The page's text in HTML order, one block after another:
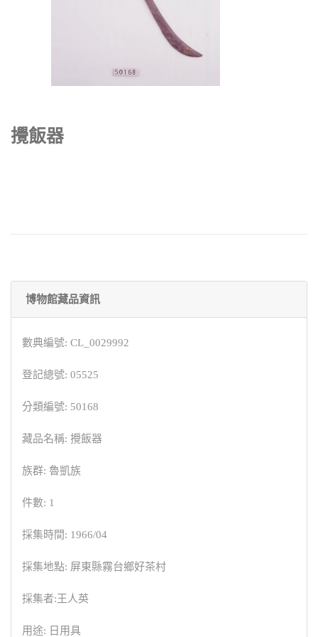
攪飯器
博物館藏品資訊
數典編號: CL_0029992
登記總號: 05525
分類編號: 50168
藏品名稱: 攪飯器
族群: 魯凱族
件數: 1
採集時間: 1966/04
採集地點: 屏東縣霧台鄉好茶村
採集者:王人英
用途: 日用具